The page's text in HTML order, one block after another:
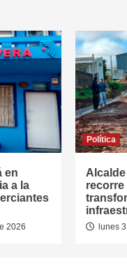
en
a la
2026
Política
recorre
lunes